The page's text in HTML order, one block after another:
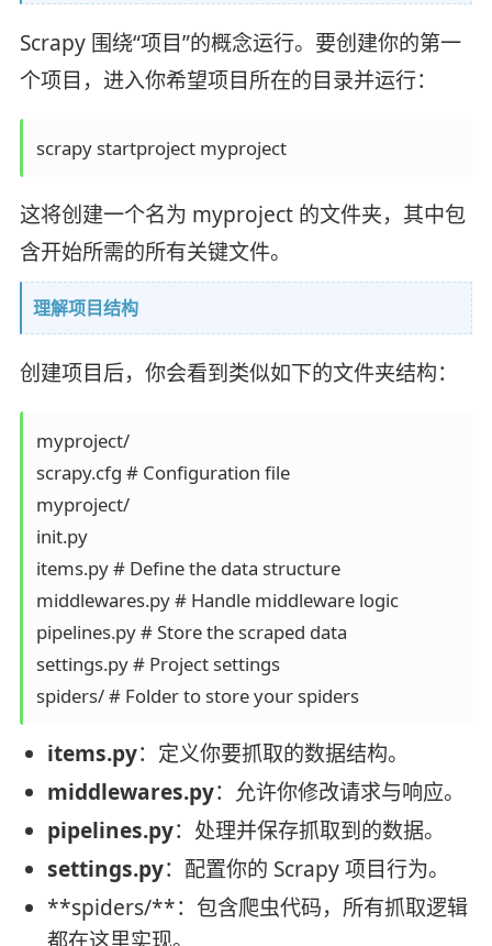
Scrapy 围绕“项目”的概念运行。要创建你的第一
个项目，进入你希望项目所在的目录并运行：
scrapy startproject myproject
这将创建一个名为 myproject 的文件夹，其中包
含开始所需的所有关键文件。
理解项目结构
创建项目后，你会看到类似如下的文件夹结构：
myproject/
scrapy.cfg # Configuration file
myproject/
init.py
items.py # Define the data structure
middlewares.py # Handle middleware logic
pipelines.py # Store the scraped data
settings.py # Project settings
spiders/ # Folder to store your spiders
items.py：定义你要抓取的数据结构。
middlewares.py：允许你修改请求与响应。
pipelines.py：处理并保存抓取到的数据。
settings.py：配置你的 Scrapy 项目行为。
**spiders/**：包含爬虫代码，所有抓取逻辑